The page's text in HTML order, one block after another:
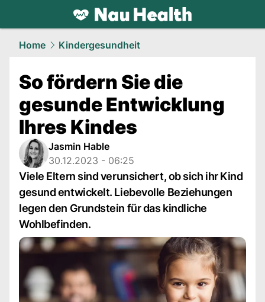
health.NAU.ch
Home Kindergesundheit
So fördern Sie die
gesunde Entwicklung
Ihres Kindes
Jasmin Hable
30.12.2023 - 06:25
Viele Eltern sind verunsichert, ob sich ihr Kind
gesund entwickelt. Liebevolle Beziehungen
legen den Grundstein für das kindliche
Wohlbefinden.